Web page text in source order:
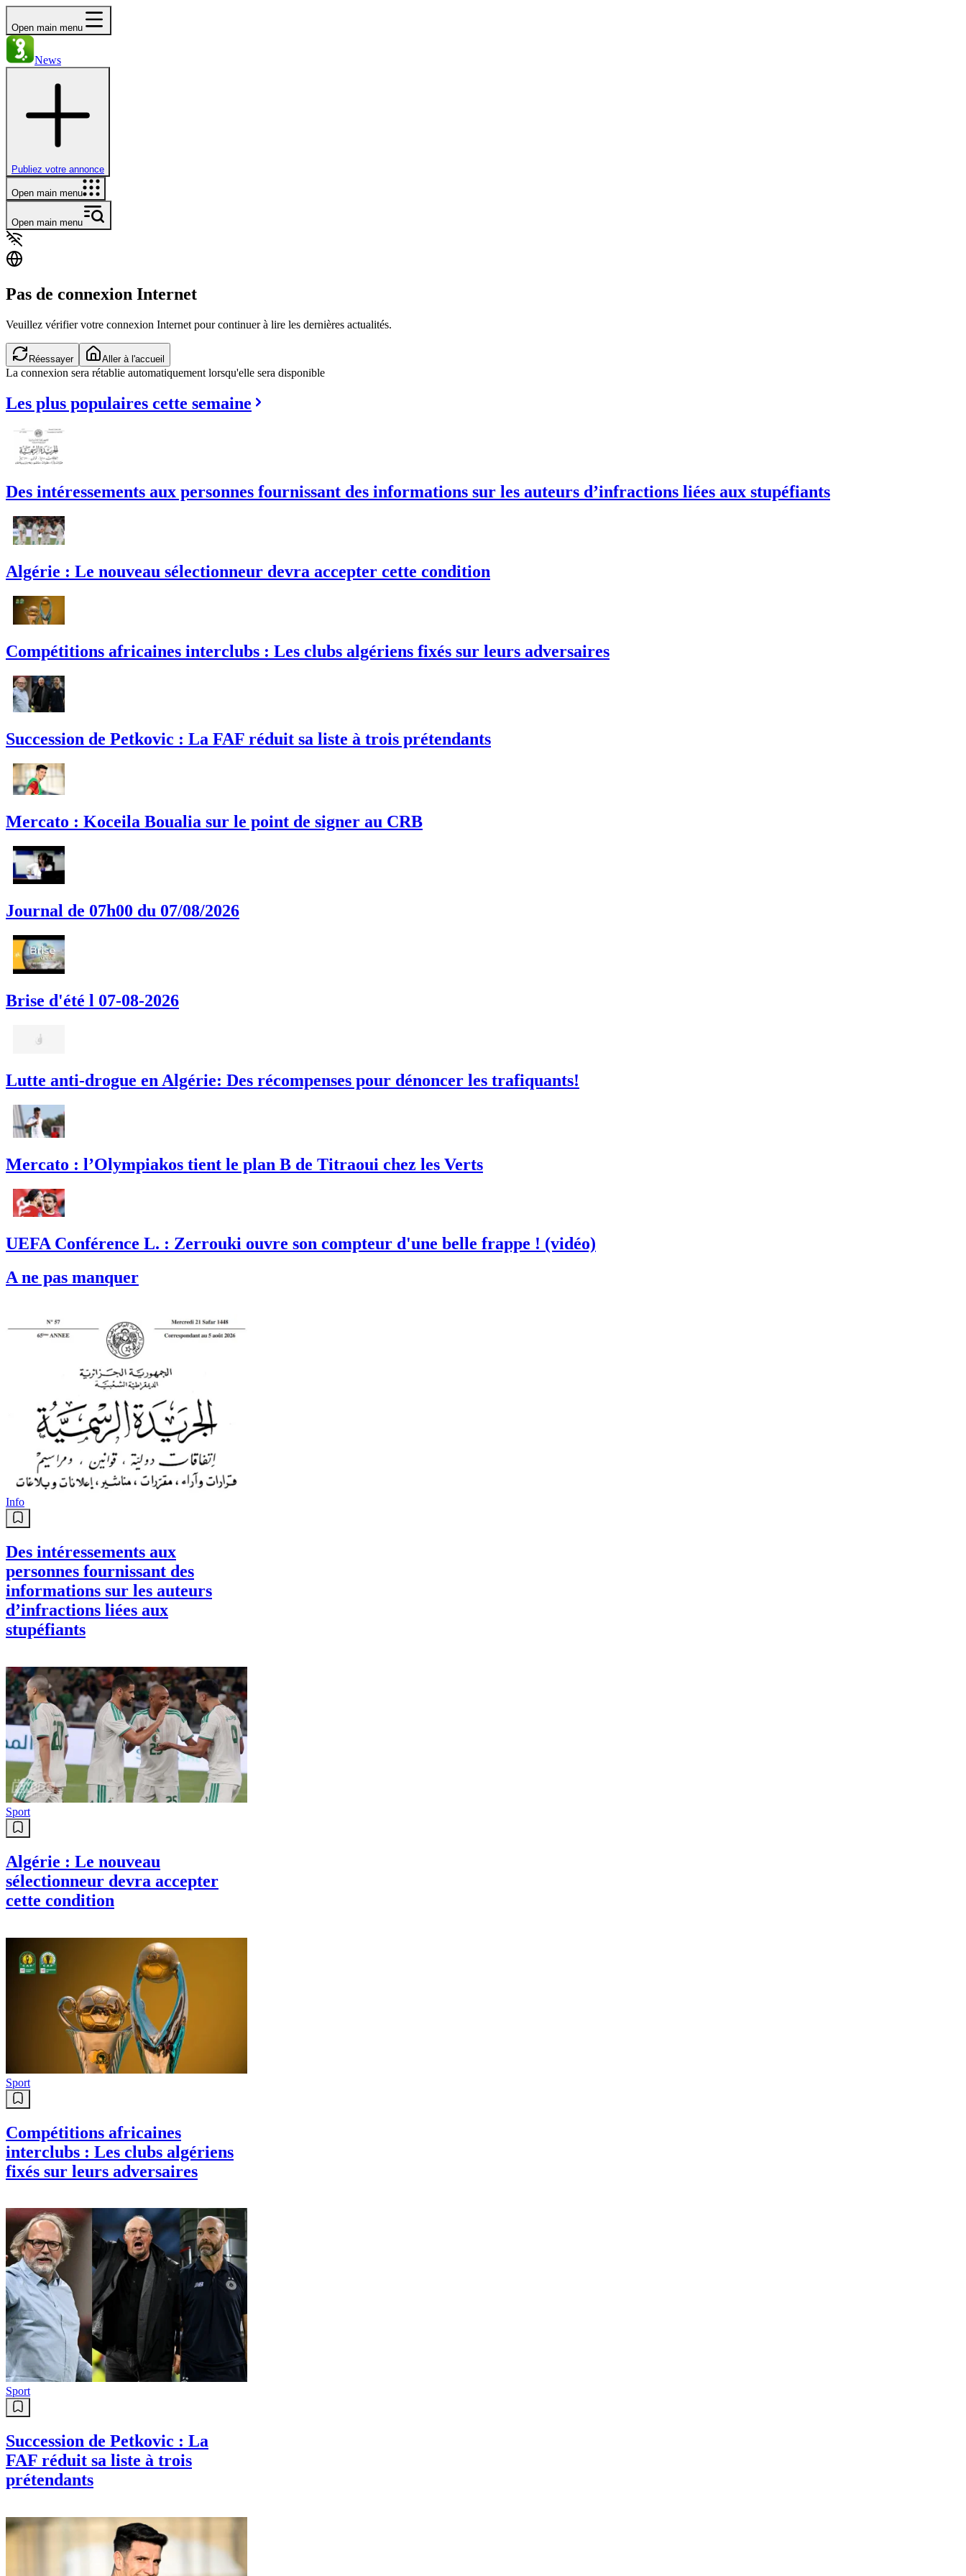
Open main menu
News
Publiez votre annonce
Open main menu
Open main menu
Pas de connexion Internet
Veuillez vérifier votre connexion Internet pour continuer à lire les dernières actualités.
Réessayer Aller à l'accueil
La connexion sera rétablie automatiquement lorsqu'elle sera disponible
Les plus populaires cette semaine
Des intéressements aux personnes fournissant des informations sur les auteurs d’infractions liées aux stupéfiants
Algérie : Le nouveau sélectionneur devra accepter cette condition
Compétitions africaines interclubs : Les clubs algériens fixés sur leurs adversaires
Succession de Petkovic : La FAF réduit sa liste à trois prétendants
Mercato : Koceila Boualia sur le point de signer au CRB
Journal de 07h00 du 07/08/2026
Brise d'été l 07-08-2026
Lutte anti-drogue en Algérie: Des récompenses pour dénoncer les trafiquants!
Mercato : l’Olympiakos tient le plan B de Titraoui chez les Verts
UEFA Conférence L. : Zerrouki ouvre son compteur d'une belle frappe ! (vidéo)
A ne pas manquer
Info
Des intéressements aux
personnes fournissant des
informations sur les auteurs
d’infractions liées aux
stupéfiants
Sport
Algérie : Le nouveau
sélectionneur devra accepter
cette condition
Sport
Compétitions africaines
interclubs : Les clubs algériens
fixés sur leurs adversaires
Sport
Succession de Petkovic : La
FAF réduit sa liste à trois
prétendants